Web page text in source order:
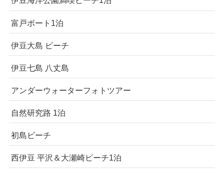
富戸ボート1泊
伊豆大島 ビーチ
伊豆七島 八丈島
アンダーウォーターフォトツアー
自然研究路 1泊
初島ビーチ
西伊豆 平沢＆大瀬崎ビーチ1泊